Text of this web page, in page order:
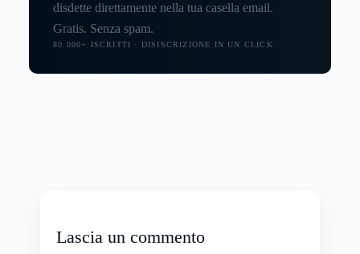
disdette direttamente nella tua casella email.
Gratis. Senza spam.
80.000+ ISCRITTI · DISISCRIZIONE IN UN CLICK
Lascia un commento